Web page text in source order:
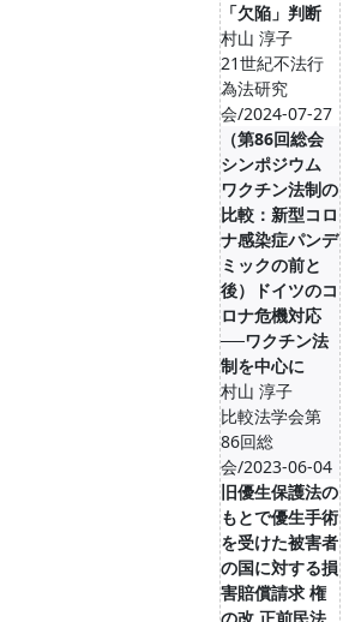
「欠陥」判断
村山 淳子
21世紀不法行
為法研究
会/2024-07-27
（第86回総会
シンポジウム
ワクチン法制の
比較：新型コロ
ナ感染症パンデ
ミックの前と
後）ドイツのコ
ロナ危機対応
──ワクチン法
制を中心に
村山 淳子
比較法学会第
86回総
会/2023-06-04
旧優生保護法の
もとで優生手術
を受けた被害者
の国に対する損
害賠償請求 権